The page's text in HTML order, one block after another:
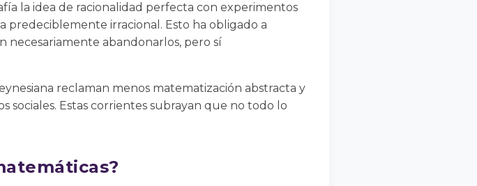
la idea de racionalidad perfecta con experimentos
irracional. Esto ha obligado a
necesariamente abandonarlos, pero sí
reclaman menos matematización abstracta y
sociales. Estas corrientes subrayan que no todo lo